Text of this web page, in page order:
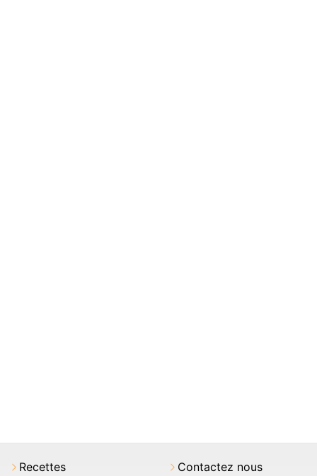
Recettes Contactez nous